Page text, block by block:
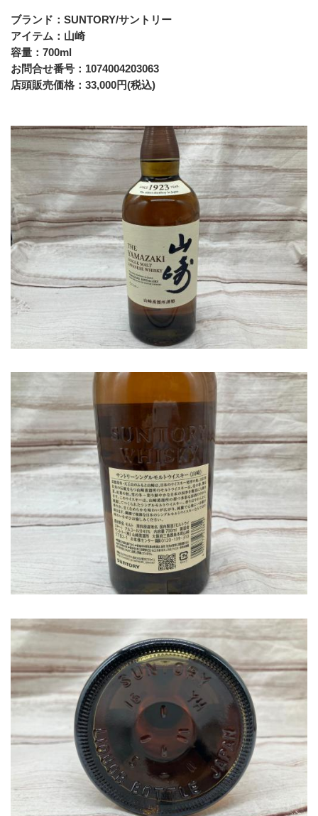
ブランド：SUNTORY/サントリー
アイテム：山崎
容量：700ml
お問合せ番号：1074004203063
店頭販売価格：33,000円(税込)